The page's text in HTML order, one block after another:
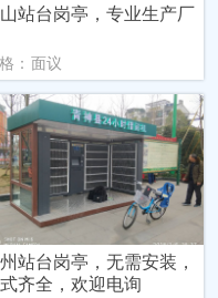
站台岗亭，专业生产厂
：面议
站台岗亭，无需安装，
齐全，欢迎电询